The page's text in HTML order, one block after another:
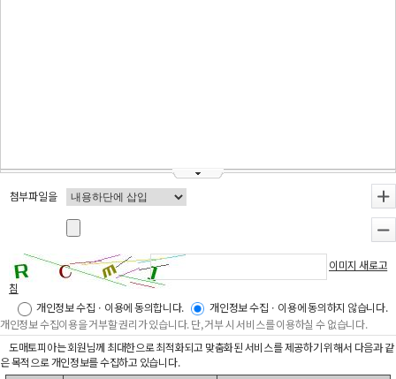
첨부파일을
이미지 새로고
침
개인정보 수집ㆍ이용에 동의합니다.
개인정보 수집ㆍ이용에 동의하지 않습니다.
개인정보 수집이용을 거부할 권리가 있습니다. 단, 거부 시 서비스를 이용하실 수 없습니다.
도매토피아는 회원님께 최대한으로 최적화되고 맞춤화된 서비스를 제공하기 위해서 다음과 같
은 목적으로 개인정보를 수집하고 있습니다.